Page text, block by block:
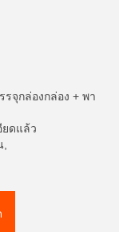
รจุกล่องกล่อง + พา
ยดแล้ว